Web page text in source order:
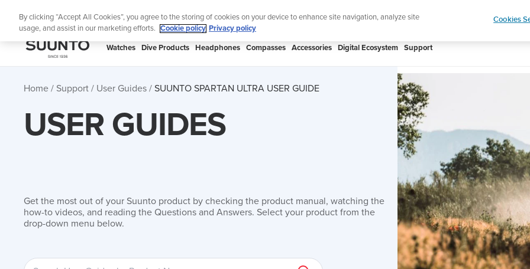
Lightweight sports watch designed for runners Shop
SUUNTO
Watches Dive Products Headphones Compasses Accessories Digital Ecosystem Support
Home Support User Guides SUUNTO SPARTAN ULTRA USER GUIDE
USER GUIDES
Get the most out of your Suunto product by checking the product manual, watching the
how-to videos, and reading the Questions and Answers. Select your product from the
drop-down menu below.
By clicking “Accept All Cookies”, you agree to the storing of cookies on your device to enhance site navigation, analyze site
usage, and assist in our marketing efforts.
Cookie policy Privacy policy
Cookies